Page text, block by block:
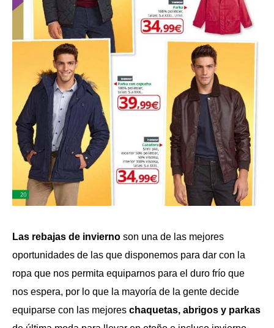
Las rebajas de invierno son una de las mejores
oportunidades de las que disponemos para dar con la
ropa que nos permita equiparnos para el duro frío que
nos espera, por lo que la mayoría de la gente decide
equiparse con las mejores chaquetas, abrigos y parkas